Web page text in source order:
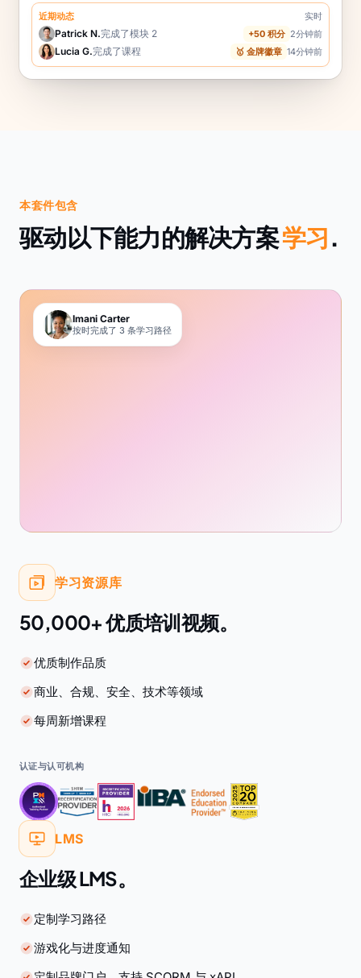
近期动态 实时
Patrick N.完成了模块 2 +50 积分 2分钟前
Lucia G.完成了课程 🥇 金牌徽章 14分钟前
本套件包含
驱动以下能力的解决方案学习.
Imani Carter
按时完成了 3 条学习路径
学习资源库
50,000+ 优质培训视频。
优质制作品质
商业、合规、安全、技术等领域
每周新增课程
认证与认可机构
LMS
企业级 LMS。
定制学习路径
游戏化与进度通知